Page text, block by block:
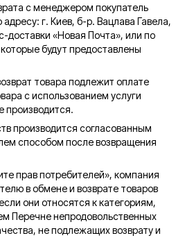
с менеджером покупатель
г. Киев, б-р. Вацлава Гавела,
доставки «Новая Почта», или по
будут предоставлены
товара подлежит оплате
с использованием услуги
производится.
производится согласованным
способом после возвращения
прав потребителей», компания
в обмене и возврате товаров
они относятся к категориям,
Перечне непродовольственных
не подлежащих возврату и